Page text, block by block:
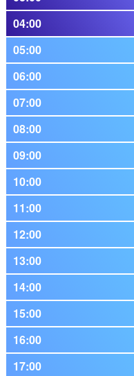
04:00
05:00
06:00
07:00
08:00
09:00
10:00
11:00
12:00
13:00
14:00
15:00
16:00
17:00